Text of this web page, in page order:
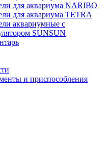
для аквариума NARIBO
для аквариума TETRA
аквариумные с
SUNSUN
и приспособления